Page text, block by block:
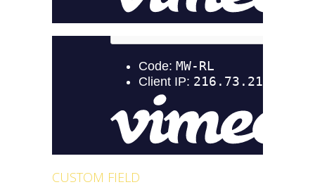
CUSTOM FIELD